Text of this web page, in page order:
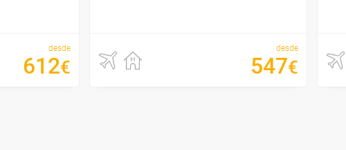
desde
612€
desde
547€